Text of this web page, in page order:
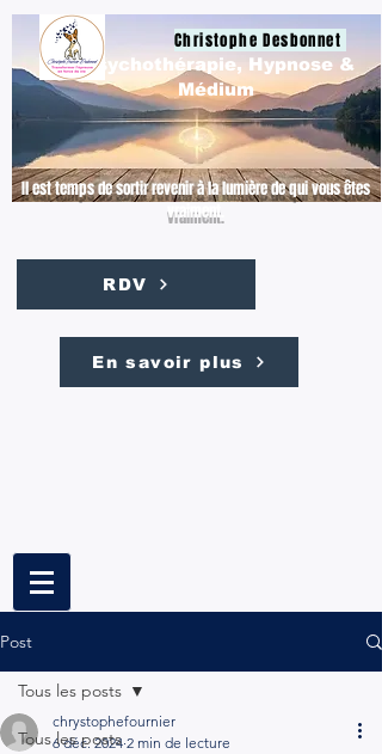
Christophe Desbonnet
Il est temps de sortir revenir à la lumière de qui vous êtes
vraiment.
Psychothérapie, Hypnose &
Médium
RDV
En savoir plus
Post
Tous les posts
Tous les posts
chrystophefournier
6 déc. 2024 2 min de lecture